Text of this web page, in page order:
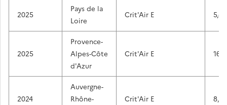
2025
Pays de la
Loire
Crit'Air E 5,4
2025
Provence-
Alpes-Côte
d'Azur
Crit'Air E 16,3
2024
Auvergne-
Rhône-
Crit'Air E 8,5